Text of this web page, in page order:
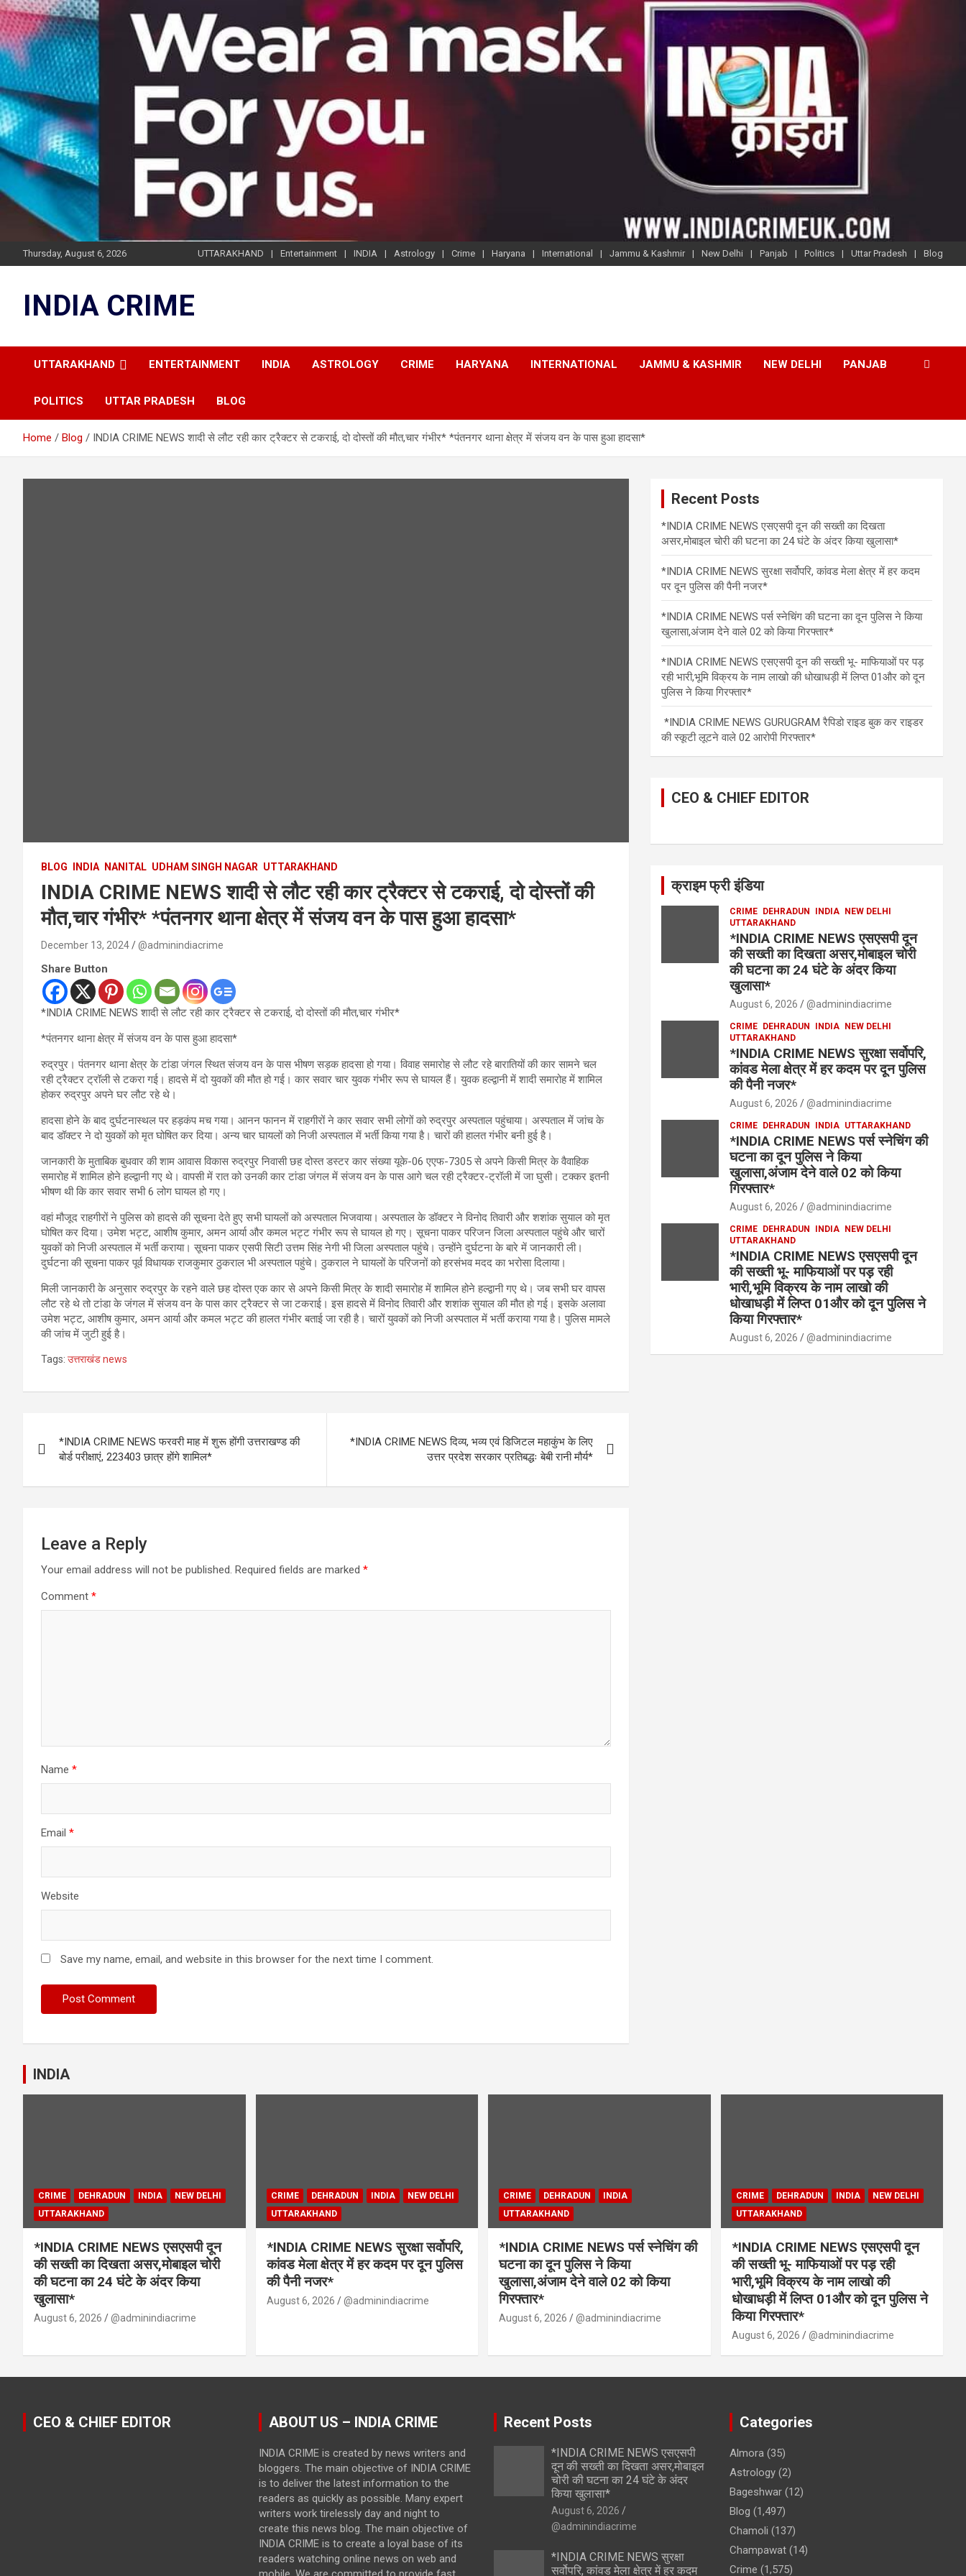
Skip
to
content
Thursday, August 6, 2026 UTTARAKHAND Entertainment INDIA Astrology Crime Haryana International Jammu & Kashmir New Delhi Panjab Politics Uttar Pradesh Blog
INDIA CRIME
UTTARAKHAND ENTERTAINMENT INDIA ASTROLOGY CRIME HARYANA INTERNATIONAL JAMMU & KASHMIR NEW DELHI PANJAB
POLITICS UTTAR PRADESH BLOG
Home Blog INDIA CRIME NEWS शादी से लौट रही कार ट्रैक्टर से टकराई, दो दोस्तों की मौत,चार गंभीर* *पंतनगर थाना क्षेत्र में संजय वन के पास हुआ हादसा*
BLOG INDIA NANITAL UDHAM SINGH NAGAR UTTARAKHAND
INDIA CRIME NEWS शादी से लौट रही कार ट्रैक्टर से टकराई, दो दोस्तों की
मौत,चार गंभीर* *पंतनगर थाना क्षेत्र में संजय वन के पास हुआ हादसा*
December 13, 2024 @adminindiacrime
Share Button
*INDIA CRIME NEWS शादी से लौट रही कार ट्रैक्टर से टकराई, दो दोस्तों की मौत,चार गंभीर*
*पंतनगर थाना क्षेत्र में संजय वन के पास हुआ हादसा*
रुद्रपुर। पंतनगर थाना क्षेत्र के टांडा जंगल स्थित संजय वन के पास भीषण सड़क हादसा हो गया। विवाह समारोह से लौट रहे बारातियों की कार सामने चल
रही ट्रैक्टर ट्रॉली से टकरा गई। हादसे में दो युवकों की मौत हो गई। कार सवार चार युवक गंभीर रूप से घायल हैं। युवक हल्द्वानी में शादी समारोह में शामिल
होकर रुद्रपुर अपने घर लौट रहे थे।
हादसा होने के बाद दुर्घटनास्थल पर हड़कंप मच गया। आनन फानन में राहगीरों ने कार सवार सभी लोगों को रुद्रपुर अस्पताल पहुंचाया। अस्पताल में जांच के
बाद डॉक्टर ने दो युवकों को मृत घोषित कर दिया। अन्य चार घायलों को निजी अस्पताल में भर्ती किया गया है। चारों की हालत गंभीर बनी हुई है।
जानकारी के मुताबिक बुधवार की शाम आवास विकास रुद्रपुर निवासी छह दोस्त डस्टर कार संख्या यूके-06 एएफ-7305 से अपने किसी मित्र के वैवाहिक
समारोह में शामिल होने हल्द्वानी गए थे। वापसी में रात को उनकी कार टांडा जंगल में संजय वन के पास आगे चल रही ट्रैक्टर-ट्रॉली में जा घुसी। टक्कर इतनी
भीषण थी कि कार सवार सभी 6 लोग घायल हो गए।
वहां मौजूद राहगीरों ने पुलिस को हादसे की सूचना देते हुए सभी घायलों को अस्पताल भिजवाया। अस्पताल के डॉक्टर ने विनोद तिवारी और शशांक सुयाल को मृत
घोषित कर दिया। उमेश भट्ट, आशीष कुमार, अमन आर्या और कमल भट्ट गंभीर रूप से घायल हो गए। सूचना पाकर परिजन जिला अस्पताल पहुंचे और चारों
युवकों को निजी अस्पताल में भर्ती कराया। सूचना पाकर एसपी सिटी उत्तम सिंह नेगी भी जिला अस्पताल पहुंचे। उन्होंने दुर्घटना के बारे में जानकारी ली।
दुर्घटना की सूचना पाकर पूर्व विधायक राजकुमार ठुकराल भी अस्पताल पहुंचे। ठुकराल ने घायलों के परिजनों को हरसंभव मदद का भरोसा दिलाया।
मिली जानकारी के अनुसार रुद्रपुर के रहने वाले छह दोस्त एक कार से अपने किसी मित्र के शादी समारोह में शामिल होने हल्द्वानी गए थे। जब सभी घर वापस
लौट रहे थे तो टांडा के जंगल में संजय वन के पास कार ट्रैक्टर से जा टकराई। इस हादसे में विनोद तिवारी और शशांक सुयाल की मौत हो गई। इसके अलावा
उमेश भट्ट, आशीष कुमार, अमन आर्या और कमल भट्ट की हालत गंभीर बताई जा रही है। चारों युवकों को निजी अस्पताल में भर्ती कराया गया है। पुलिस मामले
की जांच में जुटी हुई है।
Tags: उत्तराखंड news
navigation
*INDIA CRIME NEWS फरवरी माह में शुरू होंगी उत्तराखण्ड की
बोर्ड परीक्षाएं, 223403 छात्र होंगे शामिल*
*INDIA CRIME NEWS दिव्य, भव्य एवं डिजिटल महाकुंभ के लिए
उत्तर प्रदेश सरकार प्रतिबद्धः बेबी रानी मौर्य*
Leave a Reply
Your email address will not be published. Required fields are marked *
Comment *
Name *
Email *
Website
Save my name, email, and website in this browser for the next time I comment.
Recent Posts
*INDIA CRIME NEWS एसएसपी दून की सख्ती का दिखता
असर,मोबाइल चोरी की घटना का 24 घंटे के अंदर किया खुलासा*
*INDIA CRIME NEWS सुरक्षा सर्वोपरि, कांवड मेला क्षेत्र में हर कदम
पर दून पुलिस की पैनी नजर*
*INDIA CRIME NEWS पर्स स्नेचिंग की घटना का दून पुलिस ने किया
खुलासा,अंजाम देने वाले 02 को किया गिरफ्तार*
*INDIA CRIME NEWS एसएसपी दून की सख्ती भू- माफियाओं पर पड़
रही भारी,भूमि विक्रय के नाम लाखो की धोखाधड़ी में लिप्त 01और को दून
पुलिस ने किया गिरफ्तार*
*INDIA CRIME NEWS GURUGRAM रैपिडो राइड बुक कर राइडर
की स्कूटी लूटने वाले 02 आरोपी गिरफ्तार*
CEO & CHIEF EDITOR
क्राइम फ्री इंडिया
CRIME DEHRADUN INDIA
NEW DELHI
UTTARAKHAND
*INDIA CRIME NEWS एसएसपी दून
की सख्ती का दिखता असर,मोबाइल चोरी
की घटना का 24 घंटे के अंदर किया
खुलासा*
August 6, 2026 @adminindiacrime
CRIME DEHRADUN INDIA
NEW DELHI
UTTARAKHAND
*INDIA CRIME NEWS सुरक्षा सर्वोपरि,
कांवड मेला क्षेत्र में हर कदम पर दून पुलिस
की पैनी नजर*
August 6, 2026 @adminindiacrime
CRIME DEHRADUN INDIA UTTARAKHAND
*INDIA CRIME NEWS पर्स स्नेचिंग की
घटना का दून पुलिस ने किया
खुलासा,अंजाम देने वाले 02 को किया
गिरफ्तार*
August 6, 2026 @adminindiacrime
CRIME DEHRADUN INDIA
NEW DELHI
UTTARAKHAND
*INDIA CRIME NEWS एसएसपी दून
की सख्ती भू- माफियाओं पर पड़ रही
भारी,भूमि विक्रय के नाम लाखो की
धोखाधड़ी में लिप्त 01और को दून पुलिस ने
किया गिरफ्तार*
August 6, 2026 @adminindiacrime
INDIA
CRIME DEHRADUN INDIA
NEW DELHI
UTTARAKHAND
*INDIA CRIME NEWS एसएसपी दून
की सख्ती का दिखता असर,मोबाइल चोरी
की घटना का 24 घंटे के अंदर किया
खुलासा*
August 6, 2026 @adminindiacrime
CRIME DEHRADUN INDIA
NEW DELHI
UTTARAKHAND
*INDIA CRIME NEWS सुरक्षा सर्वोपरि,
कांवड मेला क्षेत्र में हर कदम पर दून पुलिस
की पैनी नजर*
August 6, 2026 @adminindiacrime
CRIME DEHRADUN
INDIA
UTTARAKHAND
*INDIA CRIME NEWS पर्स स्नेचिंग की
घटना का दून पुलिस ने किया
खुलासा,अंजाम देने वाले 02 को किया
गिरफ्तार*
August 6, 2026 @adminindiacrime
CRIME DEHRADUN INDIA
NEW DELHI
UTTARAKHAND
*INDIA CRIME NEWS एसएसपी दून
की सख्ती भू- माफियाओं पर पड़ रही
भारी,भूमि विक्रय के नाम लाखो की
धोखाधड़ी में लिप्त 01और को दून पुलिस ने
किया गिरफ्तार*
August 6, 2026 @adminindiacrime
CEO & CHIEF EDITOR ABOUT US – INDIA CRIME
INDIA CRIME is created by news writers and
bloggers. The main objective of INDIA CRIME
is to deliver the latest information to the
readers as quickly as possible. Many expert
writers work tirelessly day and night to
create this news blog. The main objective of
INDIA CRIME is to create a loyal base of its
readers watching online news on web and
Recent Posts
*INDIA CRIME NEWS एसएसपी
दून की सख्ती का दिखता असर,मोबाइल
चोरी की घटना का 24 घंटे के अंदर
किया खुलासा*
August 6, 2026
@adminindiacrime
*INDIA CRIME NEWS सुरक्षा
सर्वोपरि, कांवड मेला क्षेत्र में हर कदम
Categories
Almora(35)
Astrology(2)
Bageshwar(12)
Blog (1,497)
Chamoli (137)
Champawat(14)
Crime (1,575)